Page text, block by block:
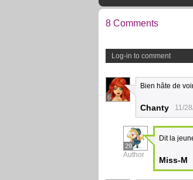
8 Comments
Log-in to comment
6
Bien hâte de
Chanty 11/
29
Author
Dit la
Miss-M